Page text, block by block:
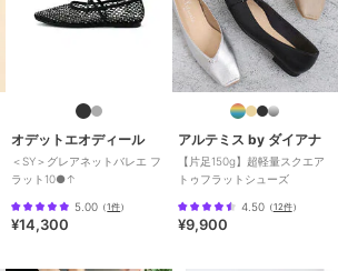
ポインテッドトゥ
オデットエオディール
＜SY＞グレアネットバレエ フ
ラット10●↑
5.00 （1件）
¥14,300
アルテミス by ダイアナ
【片足150g】超軽量スクエア
トゥフラットシューズ
4.50（12件）
¥9,900